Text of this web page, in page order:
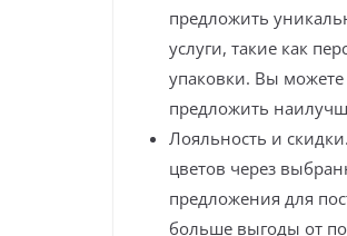
предложить
услуги, такие как
упаковки. Вы можете
предложить
Лояльность и
цветов через
предложения для
больше выгоды от